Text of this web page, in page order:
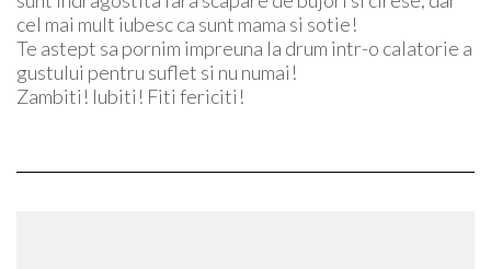
cel mai mult iubesc ca sunt mama si sotie!
Te astept sa pornim impreuna la drum intr-o calatorie a
gustului pentru suflet si nu numai!
Zambiti! Iubiti! Fiti fericiti!